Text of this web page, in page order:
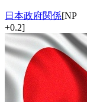
日本政府関係[NP
+0.2]